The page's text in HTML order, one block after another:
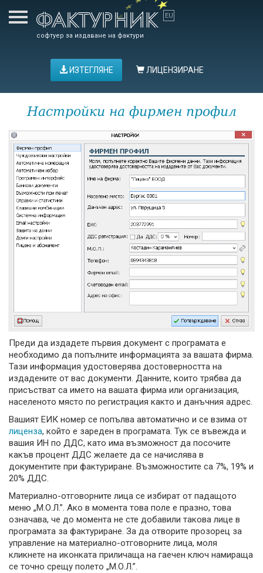
софтуер за издаване на фактури
ИЗТЕГЛЯНЕ ЛИЦЕНЗИРАНЕ
Настройки на фирмен профил
Преди да издадете първия документ с програмата е
необходимо да попълните информацията за вашата фирма.
Тази информация удостоверява достоверността на
издадените от вас документи. Данните, които трябва да
присъстват са името на вашата фирма или организация,
населеното място по регистрация както и данъчния адрес.
Вашият ЕИК номер се попълва автоматично и се взима от
лиценза, който е зареден в програмата. Тук се въвежда и
вашия ИН по ДДС, като има възможност да посочите
какъв процент ДДС желаете да се начислява в
документите при фактуриране. Възможностите са 7%, 19% и
20% ДДС.
Материално-отговорните лица се избират от падащото
меню „М.О.Л.”. Ако в момента това поле е празно, това
означава, че до момента не сте добавили такова лице в
програмата за фактуриране. За да отворите прозорец за
управление на материално-отговорните лица, моля
кликнете на иконката приличаща на гаечен ключ намираща
се точно срещу полето „М.О.Л.”.